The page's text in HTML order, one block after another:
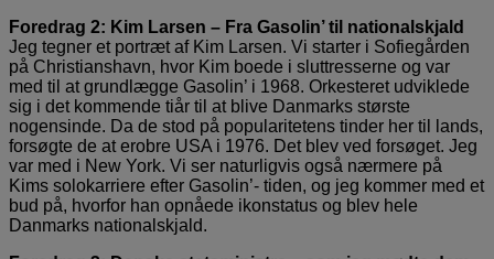
Foredrag 2: Kim Larsen – Fra Gasolin’ til nationalskjald
Jeg tegner et portræt af Kim Larsen. Vi starter i Sofiegården
på Christianshavn, hvor Kim boede i sluttresserne og var
med til at grundlægge Gasolin’ i 1968. Orkesteret udviklede
sig i det kommende tiår til at blive Danmarks største
nogensinde. Da de stod på popularitetens tinder her til lands,
forsøgte de at erobre USA i 1976. Det blev ved forsøget. Jeg
var med i New York. Vi ser naturligvis også nærmere på
Kims solokarriere efter Gasolin’- tiden, og jeg kommer med et
bud på, hvorfor han opnåede ikonstatus og blev hele
Danmarks nationalskjald.